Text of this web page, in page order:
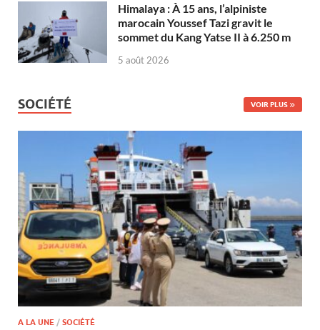
Himalaya : À 15 ans, l’alpiniste
marocain Youssef Tazi gravit le
sommet du Kang Yatse II à 6.250 m
5 août 2026
SOCIÉTÉ VOIR PLUS
A LA UNE / SOCIÉTÉ